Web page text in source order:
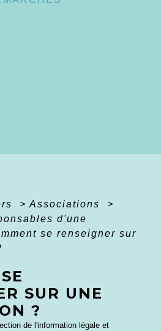
> Associations
>
d'une
se renseigner sur
SUR UNE
?
de l'information légale et